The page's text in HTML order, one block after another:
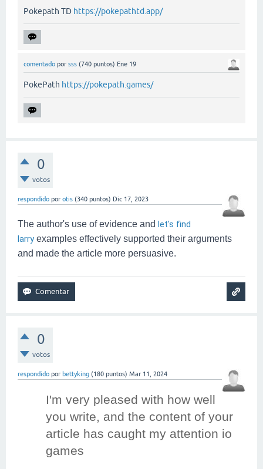
Pokepath TD https://pokepathtd.app/
comentado por sss (740 puntos) Ene 19
PokePath https://pokepath.games/
0
votos
respondido por otis (340 puntos) Dic 17, 2023
The author's use of evidence and let's find
larry examples effectively supported their arguments
and made the article more persuasive.
0
votos
respondido por bettyking (180 puntos) Mar 11, 2024
I'm very pleased with how well
you write, and the content of your
article has caught my attention io
games